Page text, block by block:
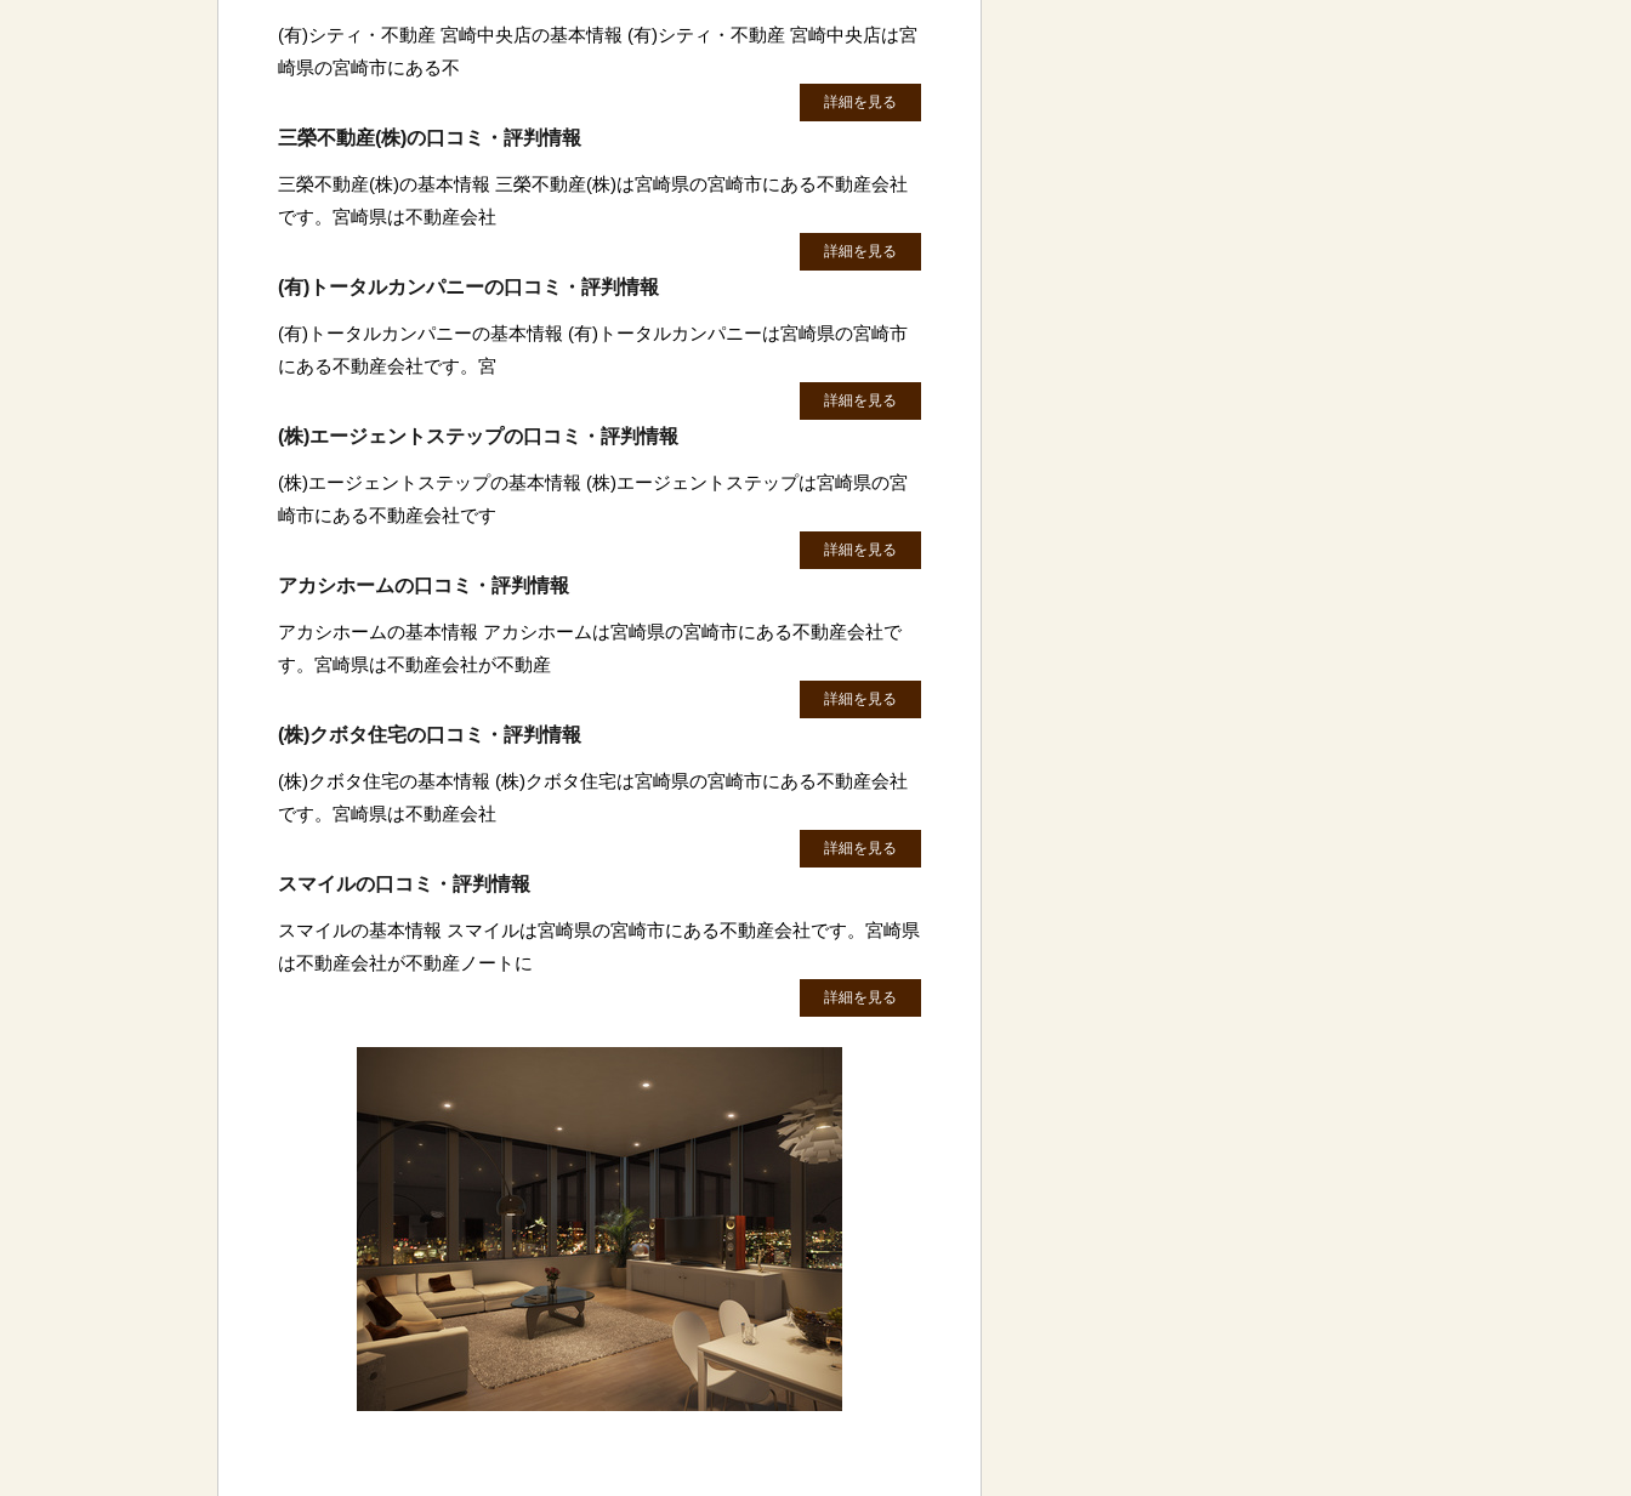
(有)シティ・不動産 宮崎中央店の基本情報 (有)シティ・不動産 宮崎中央店は宮
崎県の宮崎市にある不
詳細を見る
三榮不動産(株)の口コミ・評判情報
三榮不動産(株)の基本情報 三榮不動産(株)は宮崎県の宮崎市にある不動産会社
です。宮崎県は不動産会社
詳細を見る
(有)トータルカンパニーの口コミ・評判情報
(有)トータルカンパニーの基本情報 (有)トータルカンパニーは宮崎県の宮崎市
にある不動産会社です。宮
詳細を見る
(株)エージェントステップの口コミ・評判情報
(株)エージェントステップの基本情報 (株)エージェントステップは宮崎県の宮
崎市にある不動産会社です
詳細を見る
アカシホームの口コミ・評判情報
アカシホームの基本情報 アカシホームは宮崎県の宮崎市にある不動産会社で
す。宮崎県は不動産会社が不動産
詳細を見る
(株)クボタ住宅の口コミ・評判情報
(株)クボタ住宅の基本情報 (株)クボタ住宅は宮崎県の宮崎市にある不動産会社
です。宮崎県は不動産会社
詳細を見る
スマイルの口コミ・評判情報
スマイルの基本情報 スマイルは宮崎県の宮崎市にある不動産会社です。宮崎県
は不動産会社が不動産ノートに
詳細を見る